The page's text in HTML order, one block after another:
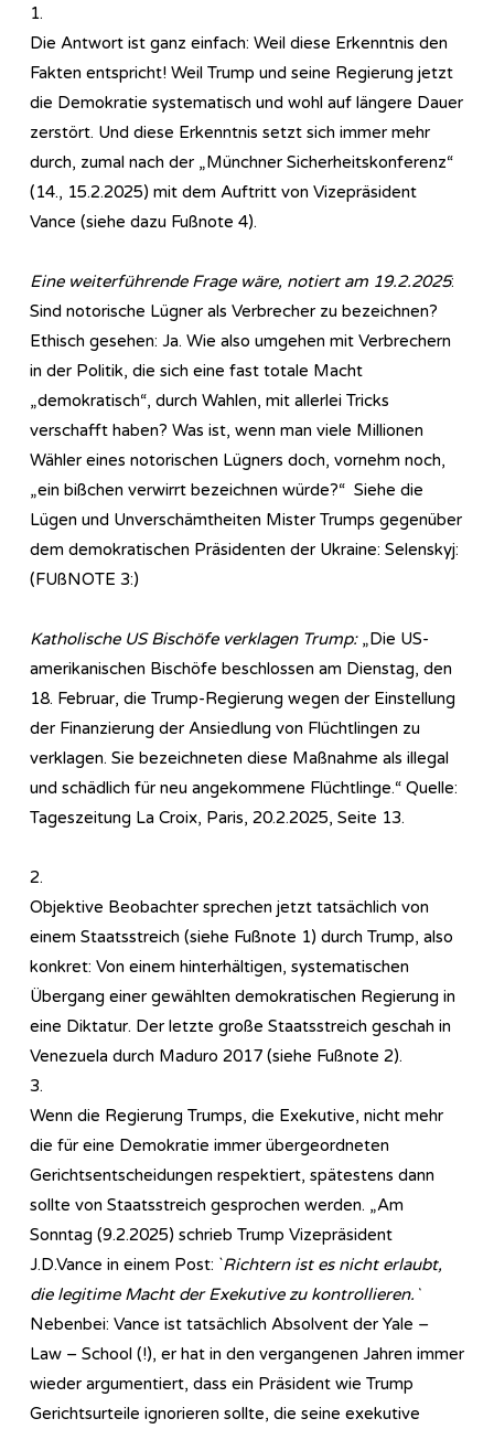
1.
Die Antwort ist ganz einfach: Weil diese Erkenntnis den
Fakten entspricht! Weil Trump und seine Regierung jetzt
die Demokratie systematisch und wohl auf längere Dauer
zerstört. Und diese Erkenntnis setzt sich immer mehr
durch, zumal nach der „Münchner Sicherheitskonferenz“
(14., 15.2.2025) mit dem Auftritt von Vizepräsident
Vance (siehe dazu Fußnote 4).
Eine weiterführende Frage wäre, notiert am 19.2.2025:
Sind notorische Lügner als Verbrecher zu bezeichnen?
Ethisch gesehen: Ja. Wie also umgehen mit Verbrechern
in der Politik, die sich eine fast totale Macht
„demokratisch“, durch Wahlen, mit allerlei Tricks
verschafft haben? Was ist, wenn man viele Millionen
Wähler eines notorischen Lügners doch, vornehm noch,
„ein bißchen verwirrt bezeichnen würde?“ Siehe die
Lügen und Unverschämtheiten Mister Trumps gegenüber
dem demokratischen Präsidenten der Ukraine: Selenskyj:
(FUßNOTE 3:)
Katholische US Bischöfe verklagen Trump:„Die US-
amerikanischen Bischöfe beschlossen am Dienstag, den
18. Februar, die Trump-Regierung wegen der Einstellung
der Finanzierung der Ansiedlung von Flüchtlingen zu
verklagen. Sie bezeichneten diese Maßnahme als illegal
und schädlich für neu angekommene Flüchtlinge.“ Quelle:
Tageszeitung La Croix, Paris, 20.2.2025, Seite 13.
2.
Objektive Beobachter sprechen jetzt tatsächlich von
einem Staatsstreich (siehe Fußnote 1) durch Trump, also
konkret: Von einem hinterhältigen, systematischen
Übergang einer gewählten demokratischen Regierung in
eine Diktatur. Der letzte große Staatsstreich geschah in
Venezuela durch Maduro 2017 (siehe Fußnote 2).
3.
Wenn die Regierung Trumps, die Exekutive, nicht mehr
die für eine Demokratie immer übergeordneten
Gerichtsentscheidungen respektiert, spätestens dann
sollte von Staatsstreich gesprochen werden. „Am
Sonntag (9.2.2025) schrieb Trump Vizepräsident
J.D.Vance in einem Post: `Richtern ist es nicht erlaubt,
die legitime Macht der Exekutive zu kontrollieren.`
Nebenbei: Vance ist tatsächlich Absolvent der Yale –
Law – School (!), er hat in den vergangenen Jahren immer
wieder argumentiert, dass ein Präsident wie Trump
Gerichtsurteile ignorieren sollte, die seine exekutive